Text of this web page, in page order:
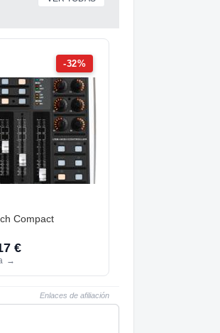
-32%
Compact
€
→
Enlaces de afiliación